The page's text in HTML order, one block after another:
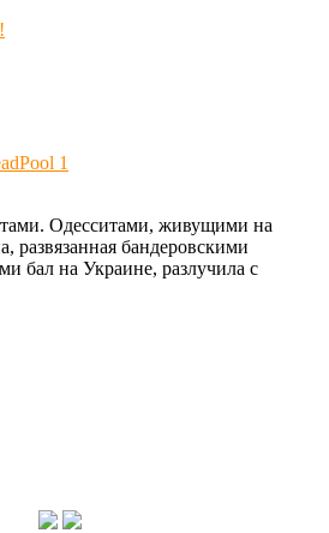
1
Одесситами, живущими на
развязанная бандеровскими
бал на Украине, разлучила с